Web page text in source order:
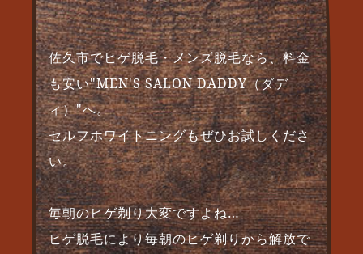
佐久市でヒゲ脱毛・メンズ脱毛なら、料金
も安い"MEN'S SALON DADDY（ダデ
ィ）"へ。
セルフホワイトニングもぜひお試しくださ
い。
毎朝のヒゲ剃り大変ですよね…
ヒゲ脱毛により毎朝のヒゲ剃りから解放で